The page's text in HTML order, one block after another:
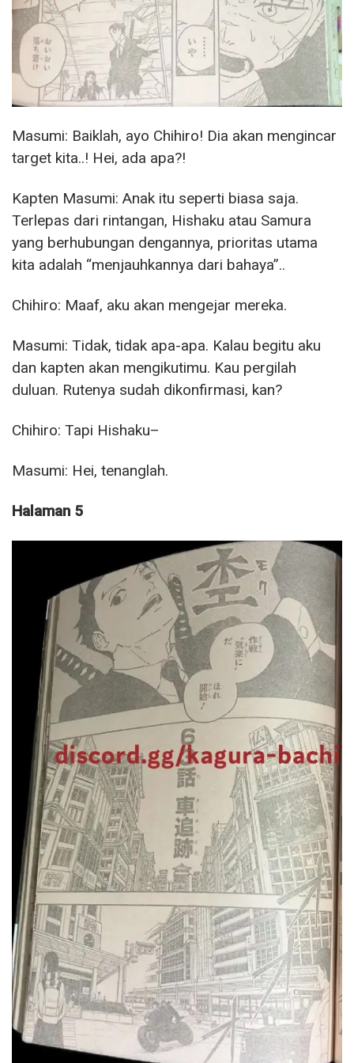
Masumi: Baiklah, ayo Chihiro! Dia akan mengincar
target kita..! Hei, ada apa?!
Kapten Masumi: Anak itu seperti biasa saja.
Terlepas dari rintangan, Hishaku atau Samura
yang berhubungan dengannya, prioritas utama
kita adalah “menjauhkannya dari bahaya”..
Chihiro: Maaf, aku akan mengejar mereka.
Masumi: Tidak, tidak apa-apa. Kalau begitu aku
dan kapten akan mengikutimu. Kau pergilah
duluan. Rutenya sudah dikonfirmasi, kan?
Chihiro: Tapi Hishaku–
Masumi: Hei, tenanglah.
Halaman 5